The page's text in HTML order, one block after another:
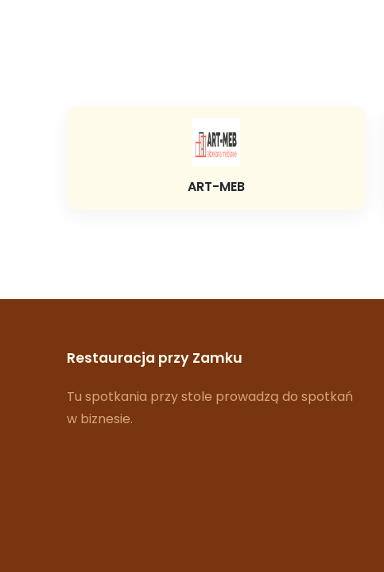
ART-MEB
Restauracja przy Zamku
Tu spotkania przy stole prowadzą do spotkań
w biznesie.